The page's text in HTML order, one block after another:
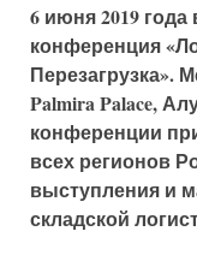
6 июня 2019
конференция
Перезагрузка».
Palmira Palace,
конференции
всех регионов
выступления и
складской